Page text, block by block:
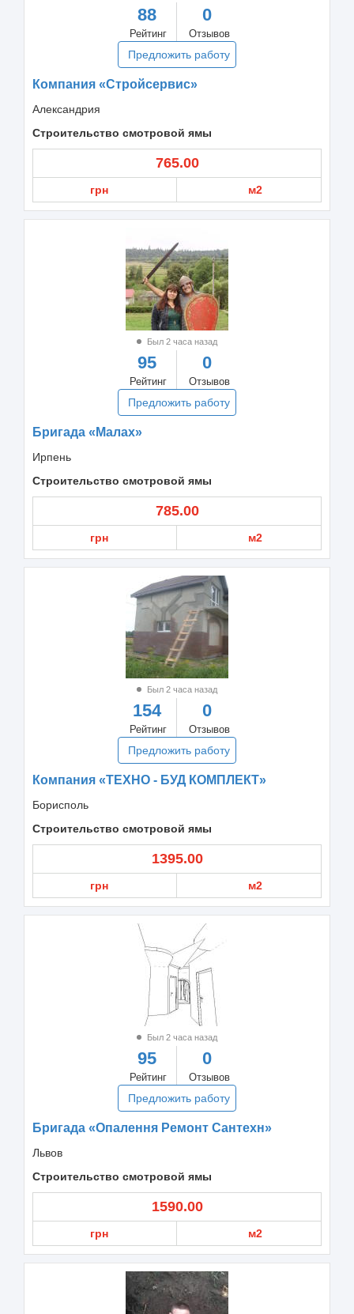
88
Рейтинг
0
Отзывов
Предложить работу
Компания «Стройсервис»
Александрия
Строительство смотровой ямы
765.00
грн м2
Был 2 часа назад
95
Рейтинг
0
Отзывов
Предложить работу
Бригада «Малах»
Ирпень
Строительство смотровой ямы
785.00
грн м2
Был 2 часа назад
154
Рейтинг
0
Отзывов
Предложить работу
Компания «ТЕХНО - БУД КОМПЛЕКТ»
Борисполь
Строительство смотровой ямы
1395.00
грн м2
Был 2 часа назад
95
Рейтинг
0
Отзывов
Предложить работу
Бригада «Опалення Ремонт Сантехн»
Львов
Строительство смотровой ямы
1590.00
грн м2